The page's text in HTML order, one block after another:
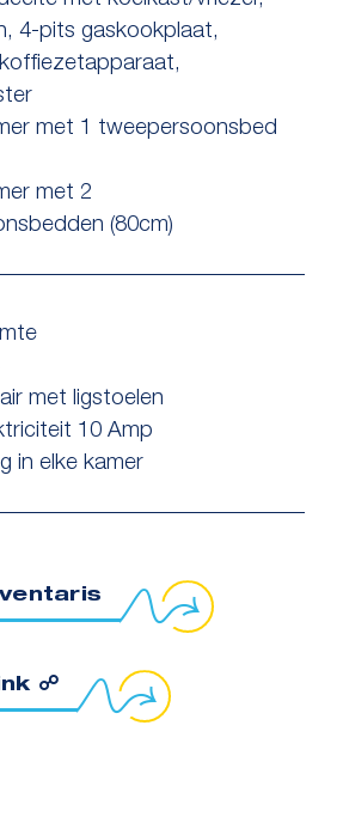
4-pits gaskookplaat,
met 1 tweepersoonsbed
met 2
(80cm)
met ligstoelen
10 Amp
in elke kamer
☍
kopiëren